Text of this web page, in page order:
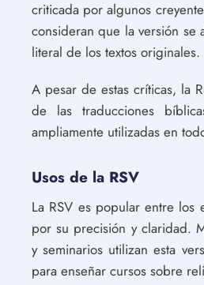
criticada por algunos
consideran que la versión se
literal de los textos originales.
A pesar de estas críticas, la
de las traducciones
ampliamente utilizadas en
Usos de la RSV
La RSV es popular entre los
por su precisión y claridad.
y seminarios utilizan esta
para enseñar cursos sobre